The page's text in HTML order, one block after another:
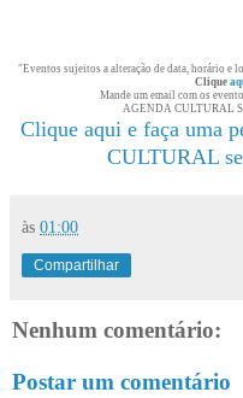
"Eventos sujeitos a alteração de data, horário
Clique
Mande um email com os
AGENDA CULTURAL
Clique aqui e faça uma
CULTURAL
às 01:00
Compartilhar
Nenhum comentário:
Postar um comentário